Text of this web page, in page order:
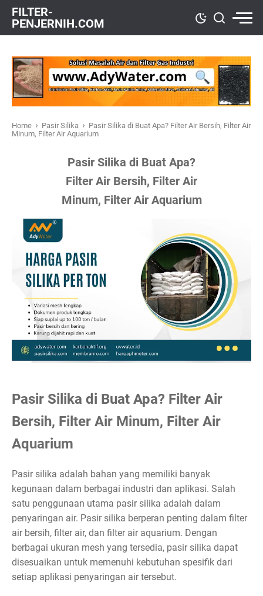
FILTER-
PENJERNIH.COM
Home › Pasir Silika › Pasir Silika di Buat Apa? Filter Air Bersih, Filter Air
Minum, Filter Air Aquarium
Pasir Silika di Buat Apa?
Filter Air Bersih, Filter Air
Minum, Filter Air Aquarium
Pasir Silika di Buat Apa? Filter Air
Bersih, Filter Air Minum, Filter Air
Aquarium
Pasir silika adalah bahan yang memiliki banyak
kegunaan dalam berbagai industri dan aplikasi. Salah
satu penggunaan utama pasir silika adalah dalam
penyaringan air. Pasir silika berperan penting dalam filter
air bersih, filter air, dan filter air aquarium. Dengan
berbagai ukuran mesh yang tersedia, pasir silika dapat
disesuaikan untuk memenuhi kebutuhan spesifik dari
setiap aplikasi penyaringan air tersebut.